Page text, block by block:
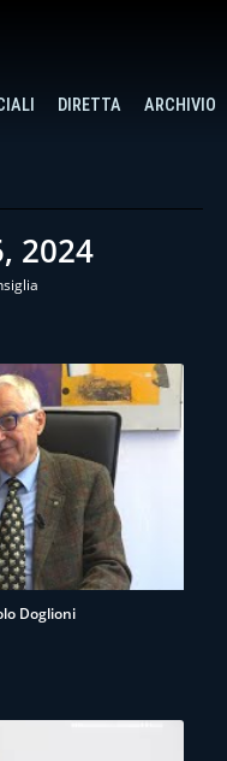
DIRETTA ARCHIVIO
2024
Doglioni